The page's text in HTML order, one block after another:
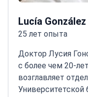
Lucía
25 лет опыта
Доктор Лусия
с более чем 20-
возглавляет
Университетской